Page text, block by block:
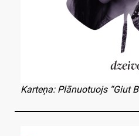
Karteņa: Plānuotuojs “Giut